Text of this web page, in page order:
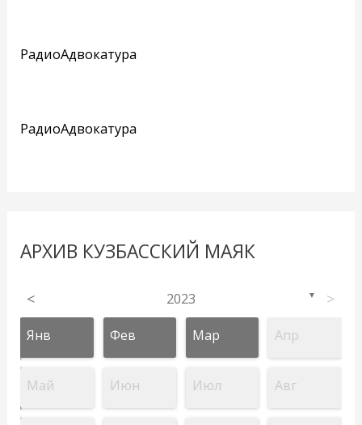
РадиоАдвокатура
РадиоАдвокатура
АРХИВ КУЗБАССКИЙ МАЯК
< 2023 ▼ >
Янв Фев Мар Апр
Май Июн Июл Авг